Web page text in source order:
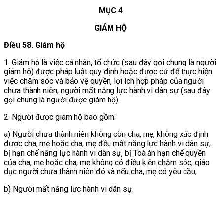
MỤC 4
GIÁM HỘ
Điều 58. Giám hộ
1. Giám hộ là việc cá nhân, tổ chức (sau đây gọi chung là người
giám hộ) được pháp luật quy định hoặc được cử để thực hiện
việc chăm sóc và bảo vệ quyền, lợi ích hợp pháp của người
chưa thành niên, người mất năng lực hành vi dân sự (sau đây
gọi chung là người được giám hộ).
2. Người được giám hộ bao gồm:
a) Người chưa thành niên không còn cha, mẹ, không xác định
được cha, mẹ hoặc cha, mẹ đều mất năng lực hành vi dân sự,
bị hạn chế năng lực hành vi dân sự, bị Toà án hạn chế quyền
của cha, mẹ hoặc cha, mẹ không có điều kiện chăm sóc, giáo
dục người chưa thành niên đó và nếu cha, mẹ có yêu cầu;
b) Người mất năng lực hành vi dân sự.